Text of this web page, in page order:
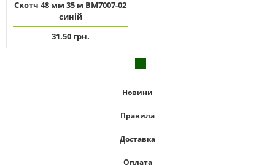
Скотч 48 мм 35 м ВМ7007-02
синій
31.50 грн.
Новини
Правила
Доставка
Оплата